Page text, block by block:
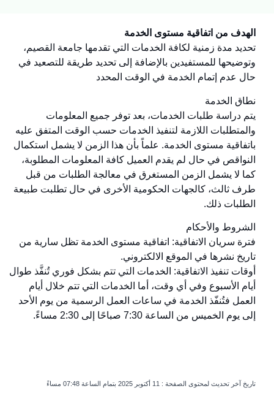
الهدف من اتفاقية مستوى الخدمة
تحديد مدة زمنية لكافة الخدمات التي تقدمها جامعة القصيم،
وتوضيحها للمستفيدين بالإضافة إلى تحديد طريقة للتصعيد في
حال عدم إتمام الخدمة في الوقت المحدد
نطاق الخدمة
يتم دراسة طلبات الخدمات، بعد توفر جميع المعلومات
والمتطلبات اللازمة لتنفيذ الخدمات حسب الوقت المتفق عليه
باتفاقية مستوى الخدمة. علماً بأن هذا الزمن لا يشمل استكمال
النواقص في حال لم يقدم العميل كافة المعلومات المطلوبة،
كما لا يشمل الزمن المستغرق في معالجة الطلبات من قبل
طرف ثالث، كالجهات الحكومية الأخرى في حال تطلبت طبيعة
الطلبات ذلك.
الشروط والأحكام
فترة سريان الاتفاقية: اتفاقية مستوى الخدمة تظل سارية من
تاريخ نشرها في الموقع الالكتروني.
أوقات تنفيذ الاتفاقية: الخدمات التي تتم بشكل فوري تُنفَّذ طوال
أيام الأسبوع وفي أي وقت، أما الخدمات التي تتم خلال أيام
العمل فتُنفّذ الخدمة في ساعات العمل الرسمية من يوم الأحد
إلى يوم الخميس من الساعة 7:30 صباحًا إلى 2:30 مساءً.
تاريخ آخر تحديث لمحتوى الصفحة : 11 أكتوبر 2025 بتمام الساعة 07:48 مساءً